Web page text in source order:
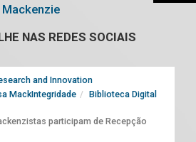
Mackenzie
NAS REDES SOCIAIS
and Innovation
MackIntegridade
Biblioteca Digital
participam de Recepção